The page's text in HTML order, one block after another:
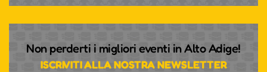
Non perderti i migliori eventi in Alto Adige!
ISCRIVITI ALLA NOSTRA NEWSLETTER